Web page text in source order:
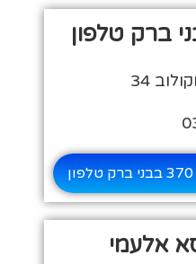
34
-מוסא אלעמי